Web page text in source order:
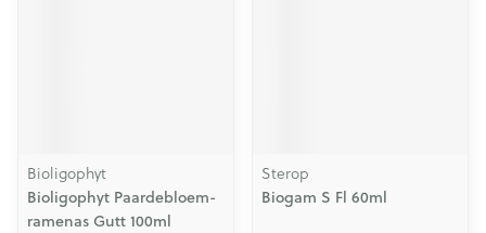
Bioligophyt
Bioligophyt Paardebloem-
ramenas Gutt 100ml
Sterop
Biogam S Fl 60ml